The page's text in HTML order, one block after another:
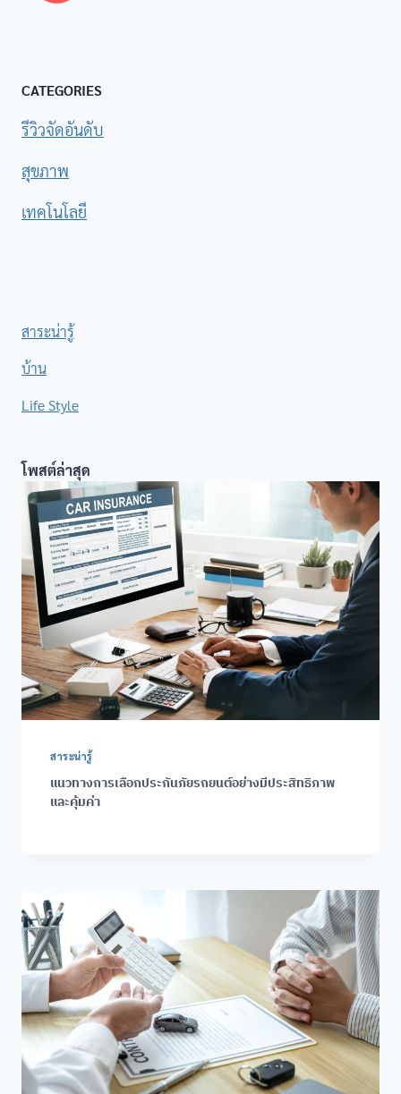
CATEGORIES
รีวิวจัดอันดับ
สุขภาพ
เทคโนโลยี
สาระน่ารู้
บ้าน
Life Style
โพสต์ล่าสุด
สาระน่ารู้
แนวทางการเลือกประกันภัยรถยนต์อย่างมีประสิทธิภาพ
และคุ้มค่า